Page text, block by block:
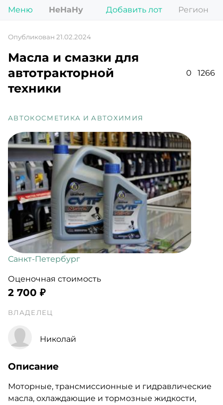
Меню НеНаНу Добавить лот Регион
Опубликован 21.02.2024
Масла и смазки для
автотракторной
техники
0 1266
АВТОКОСМЕТИКА И АВТОХИМИЯ
Санкт-Петербург
Оценочная стоимость
2 700 ₽
ВЛАДЕЛЕЦ
Николай
Описание
Моторные, трансмиссионные и гидравлические
масла, охлаждающие и тормозные жидкости,